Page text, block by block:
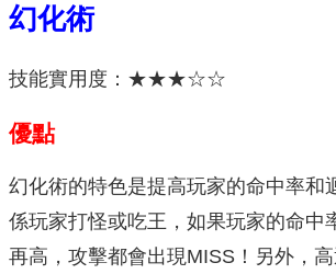
幻化術
技能實用度：★★★☆☆
優點
幻化術的特色是提高玩家的命中率和
係玩家打怪或吃王，如果玩家的命中
再高，攻擊都會出現MISS！另外，